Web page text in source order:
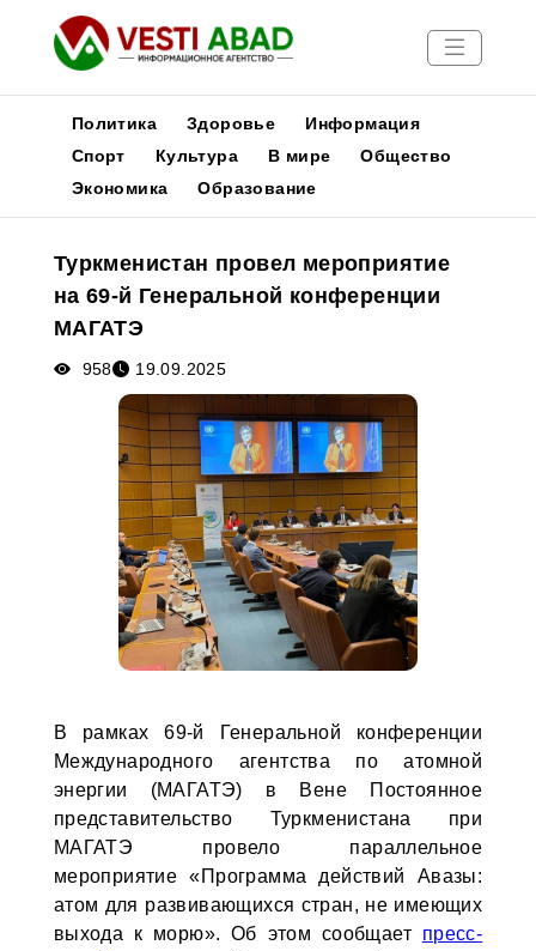
Новости
Медиа
Афиша
Политика Здоровье
Информация
Спорт
Культура В мире
Общество
Экономика
Образование
Туркменистан провел мероприятие
на 69-й Генеральной конференции
МАГАТЭ
958 19.09.2025
В рамках 69-й Генеральной конференции
Международного агентства по атомной
энергии (МАГАТЭ) в Вене Постоянное
представительство Туркменистана при
МАГАТЭ провело параллельное
мероприятие «Программа действий Авазы:
атом для развивающихся стран, не имеющих
выхода к морю». Об этом сообщает пресс-